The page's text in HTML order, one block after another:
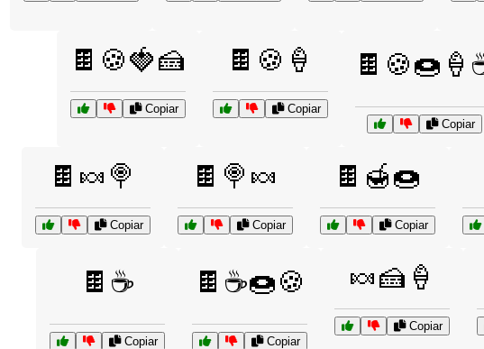
🍫🍪🍓🍰
Copiar
🍫🍪🍦
Copiar
Copiar
🍫🍬🍭
Copiar
🍫🍭🍬
Copiar
🍫🍯🍩
Copiar
🍫☕
Copiar
🍫☕🍩🍪
Copiar
🍬🍰🍦
Copiar